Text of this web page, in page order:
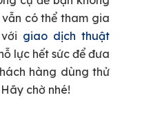
có thể tham gia
giao dịch thuật
lực hết sức để đưa
hàng dùng thử
chờ nhé!